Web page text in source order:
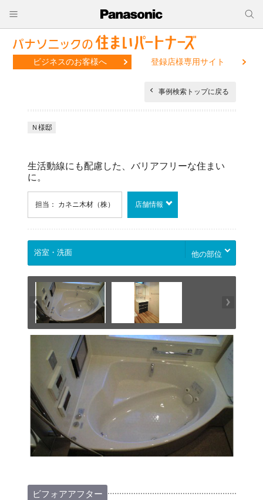
ビジネスのお客様へ 登録店様専用サイト
事例検索トップに戻る
Ｎ様邸
生活動線にも配慮した、バリアフリーな住まい
に。
担当： カネニ木材（株） 店舗情報
他の部位
ビフォアアフター